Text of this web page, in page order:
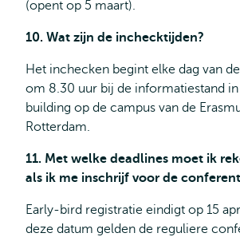
(opent op 5 maart).
10. Wat zijn de inchecktijden?
Het inchecken begint elke dag van
om 8.30 uur bij de informatiestand
building op de campus van de
Rotterdam.
11. Met welke deadlines moet ik
als ik me inschrijf voor de
Early-bird registratie eindigt op 15
deze datum gelden de reguliere